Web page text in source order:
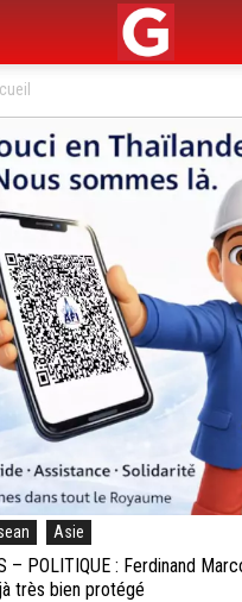
Asie
– POLITIQUE : Ferdinand
très bien protégé